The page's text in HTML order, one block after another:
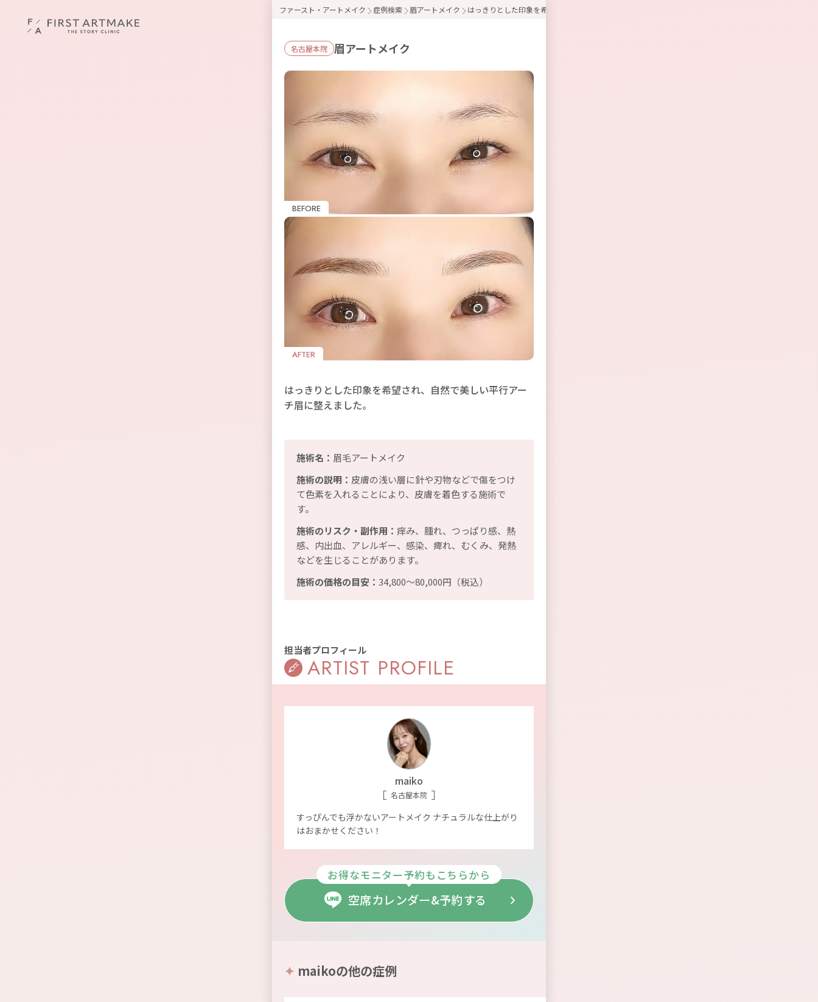
ファースト・アートメイク 症例検索 眉アートメイク はっきりとした印象を希望され、自然で美しい平行アーチ眉に整えました。
名古屋本院 眉アートメイク
はっきりとした印象を希望され、自然で美しい平行アー
チ眉に整えました。
BEFORE
AFTER
施術名： 眉毛アートメイク
施術の説明： 皮膚の浅い層に針や刃物などで傷をつけ
て色素を入れることにより、皮膚を着色する施術で
す。
施術のリスク・副作用： 痒み、腫れ、つっぱり感、熱
感、内出血、アレルギー、感染、痺れ、むくみ、発熱
などを生じることがあります。
施術の価格の目安： 34,800〜80,000円（税込）
担当者プロフィール
ARTIST PROFILE
maiko
名古屋本院
すっぴんでも浮かないアートメイク ナチュラルな仕上がり
はおまかせください！
お得なモニター予約もこちらから
空席カレンダー&予約する
maikoの他の症例